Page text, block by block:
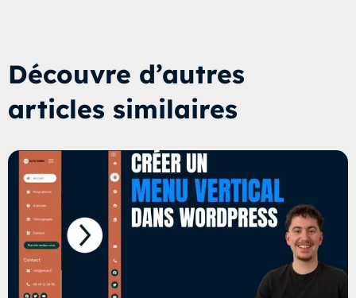
Découvre d’autres
articles similaires